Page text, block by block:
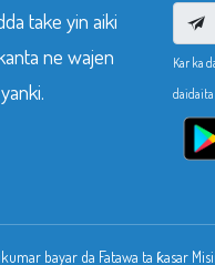
take yin aiki
ne wajen
Kar ka
bayar da Fatawa ta ƙasar